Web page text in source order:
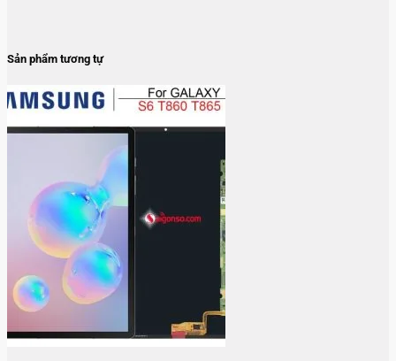
Sản phẩm tương tự